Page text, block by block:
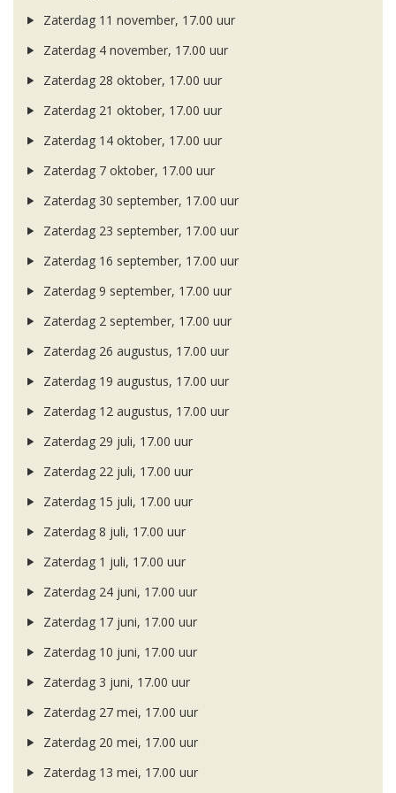
Zaterdag 11 november, 17.00 uur
Zaterdag 4 november, 17.00 uur
Zaterdag 28 oktober, 17.00 uur
Zaterdag 21 oktober, 17.00 uur
Zaterdag 14 oktober, 17.00 uur
Zaterdag 7 oktober, 17.00 uur
Zaterdag 30 september, 17.00 uur
Zaterdag 23 september, 17.00 uur
Zaterdag 16 september, 17.00 uur
Zaterdag 9 september, 17.00 uur
Zaterdag 2 september, 17.00 uur
Zaterdag 26 augustus, 17.00 uur
Zaterdag 19 augustus, 17.00 uur
Zaterdag 12 augustus, 17.00 uur
Zaterdag 29 juli, 17.00 uur
Zaterdag 22 juli, 17.00 uur
Zaterdag 15 juli, 17.00 uur
Zaterdag 8 juli, 17.00 uur
Zaterdag 1 juli, 17.00 uur
Zaterdag 24 juni, 17.00 uur
Zaterdag 17 juni, 17.00 uur
Zaterdag 10 juni, 17.00 uur
Zaterdag 3 juni, 17.00 uur
Zaterdag 27 mei, 17.00 uur
Zaterdag 20 mei, 17.00 uur
Zaterdag 13 mei, 17.00 uur